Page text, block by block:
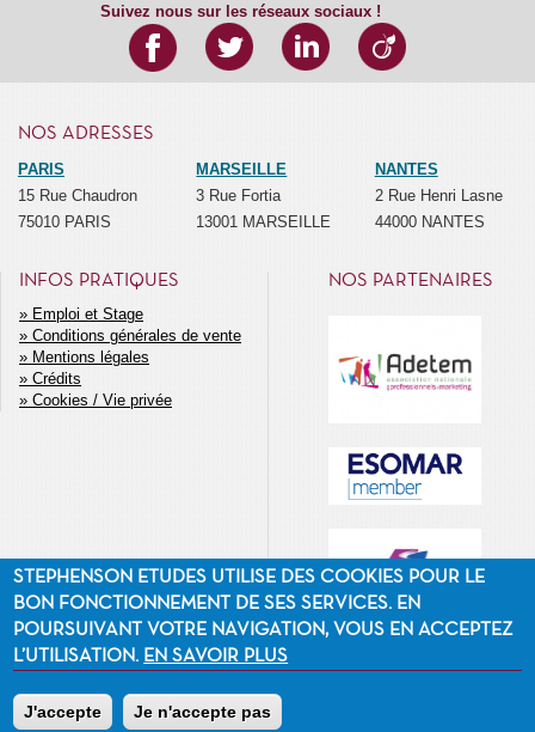
Suivez nous sur les réseaux sociaux !
NOS ADRESSES
PARIS
15 Rue Chaudron
75010 PARIS
MARSEILLE
3 Rue Fortia
13001 MARSEILLE
NANTES
2 Rue Henri Lasne
44000 NANTES
INFOS PRATIQUES
MENU
SECONDAIRE
Emploi et Stage
Conditions générales de vente
Mentions légales
Crédits
Cookies / Vie privée
NOS PARTENAIRES
©2014 Stephenson Etudes
STEPHENSON ETUDES UTILISE DES COOKIES POUR LE
BON FONCTIONNEMENT DE SES SERVICES. EN
POURSUIVANT VOTRE NAVIGATION, VOUS EN ACCEPTEZ
L’UTILISATION. EN SAVOIR PLUS
J'accepte Je n'accepte pas